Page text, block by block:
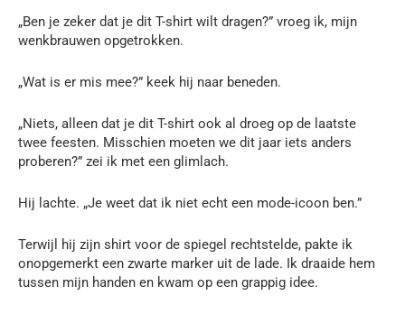
„Ben je zeker dat je dit T-shirt wilt dragen?” vroeg ik, mijn
wenkbrauwen opgetrokken.
„Wat is er mis mee?” keek hij naar beneden.
„Niets, alleen dat je dit T-shirt ook al droeg op de laatste
twee feesten. Misschien moeten we dit jaar iets anders
proberen?” zei ik met een glimlach.
Hij lachte. „Je weet dat ik niet echt een mode-icoon ben.”
Terwijl hij zijn shirt voor de spiegel rechtstelde, pakte ik
onopgemerkt een zwarte marker uit de lade. Ik draaide hem
tussen mijn handen en kwam op een grappig idee.